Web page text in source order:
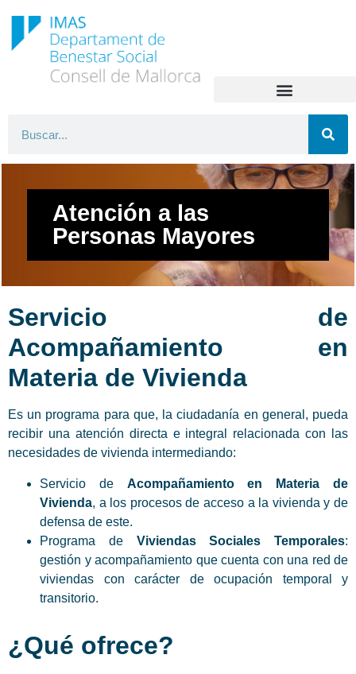
Atención a las
Personas Mayores
Servicio de
Acompañamiento en
Materia de Vivienda
Es un programa para que, la ciudadanía en general, pueda
recibir una atención directa e integral relacionada con las
necesidades de vivienda intermediando:
Servicio de Acompañamiento en Materia de
Vivienda, a los procesos de acceso a la vivienda y de
defensa de este.
Programa de Viviendas Sociales Temporales:
gestión y acompañamiento que cuenta con una red de
viviendas con carácter de ocupación temporal y
transitorio.
¿Qué ofrece?